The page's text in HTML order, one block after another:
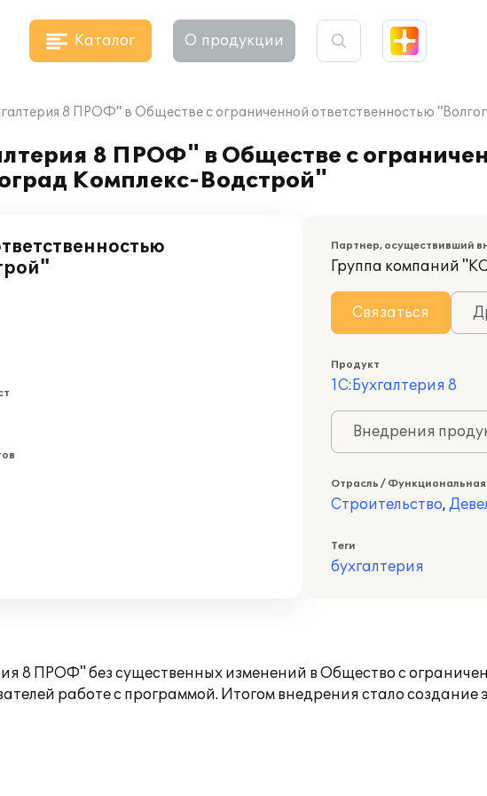
Каталог О продукции
8 ПРОФ" в Обществе с ограниченной ответственностью
8 ПРОФ" в Обществе с
Комплекс-Водстрой"
Партнер, осуществивший
Группа компаний
Связаться
Продукт
1С:Бухгалтерия 8
Внедрения
Отрасль /
Строительство,
Теги
бухгалтерия
8 ПРОФ" без существенных изменений в Общество с
работе с программой. Итогом внедрения стало